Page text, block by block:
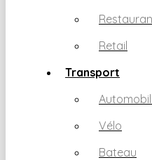
Retail
Transport
Vélo
Bateau